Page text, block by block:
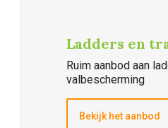
Ladders en
Ruim aanbod aan
valbescherming
Bekijk het aanbod